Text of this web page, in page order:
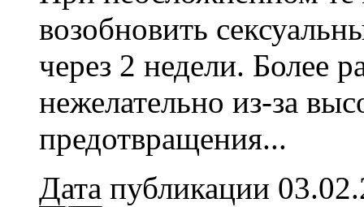
возобновить
через 2 недели. Более
нежелательно из-за
предотвращения...
Дата публикации